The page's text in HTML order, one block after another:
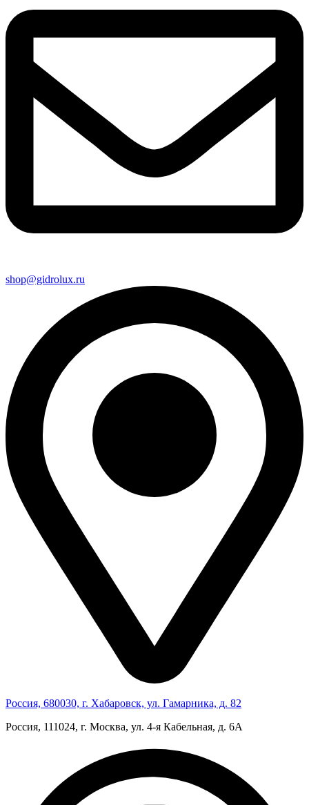
shop@gidrolux.ru
Россия, 680030, г. Хабаровск, ул. Гамарника, д. 82
Россия, 111024, г. Москва, ул. 4‑я Кабельная, д. 6А